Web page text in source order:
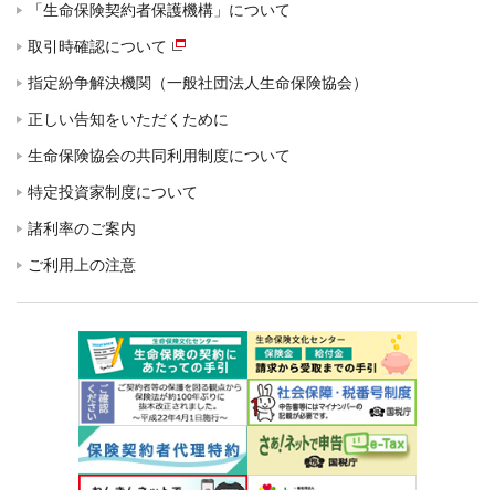
「生命保険契約者保護機構」について
取引時確認について
指定紛争解決機関（一般社団法人生命保険協会）
正しい告知をいただくために
生命保険協会の共同利用制度について
特定投資家制度について
諸利率のご案内
ご利用上の注意